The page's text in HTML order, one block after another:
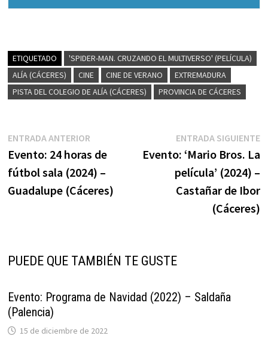
ETIQUETADO
'SPIDER-MAN. CRUZANDO EL MULTIVERSO' (PELÍCULA)
ALÍA (CÁCERES)
CINE CINE DE VERANO
EXTREMADURA
PISTA DEL COLEGIO DE ALÍA (CÁCERES)
PROVINCIA DE CÁCERES
Navegación
de
entradas
ENTRADA ANTERIOREntrada
anterior:
Evento: 24 horas de
fútbol sala (2024) –
Guadalupe (Cáceres)
ENTRADA SIGUIENTE
Evento: ‘Mario Bros. La
película’ (2024) –
Castañar de Ibor
(Cáceres)
PUEDE QUE TAMBIÉN TE GUSTE
Evento: Programa de Navidad (2022) – Saldaña
(Palencia)
15 de diciembre de 2022